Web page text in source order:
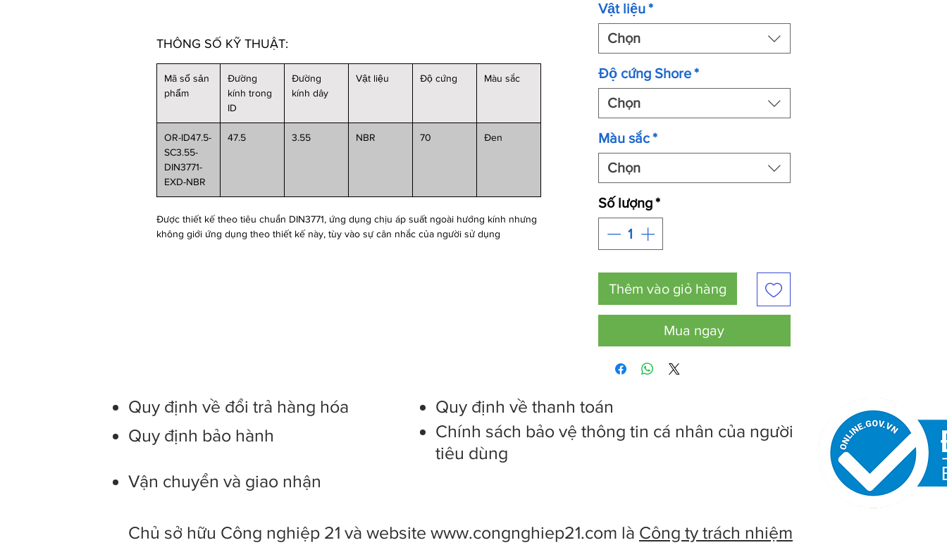
THÔNG SỐ KỸ THUẬT:
Mã số sản
phẩm
Đường
kính trong
ID
Đường
kính dây
Vật liệu Độ cứng Màu sắc
OR-ID47.5-
SC3.55-
DIN3771-
EXD-NBR
47.5 3.55 NBR 70 Đen
Được thiết kế theo tiêu chuẩn DIN3771, ứng dụng chịu áp suất ngoài hướng kính nhưng
không giới ứng dụng theo thiết kế này, tùy vào sự cân nhắc của người sử dụng
Vật liệu*
Chọn
Độ cứng Shore*
Chọn
Màu sắc*
Chọn
Số lượng*
Thêm vào giỏ hàng
Mua ngay
Quy định về đổi trả hàng hóa
Quy định bảo hành
Vận chuyển và giao nhận
Quy định về thanh toán
Chính sách bảo vệ thông tin cá nhân của người
tiêu dùng
Chủ sở hữu Công nghiệp 21 và website www.congnghiep21.com là Công ty trách nhiệm